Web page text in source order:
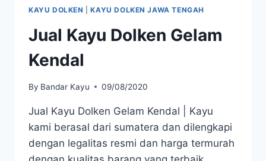
KAYU DOLKEN |KAYU DOLKEN JAWA TENGAH
Jual Kayu Dolken Gelam
Kendal
By Bandar Kayu 09/08/2020
Jual Kayu Dolken Gelam Kendal | Kayu
kami berasal dari sumatera dan dilengkapi
dengan legalitas resmi dan harga termurah